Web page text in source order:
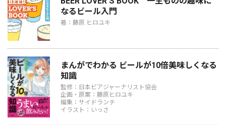
なるビール入門
著：藤原 ヒロユキ
まんがでわかる ビールが10倍美味しくなる
知識
監修：日本ビアジャーナリスト協会
企画・原案：藤原ヒロユキ
編集：サイドランチ
イラスト：いっさ